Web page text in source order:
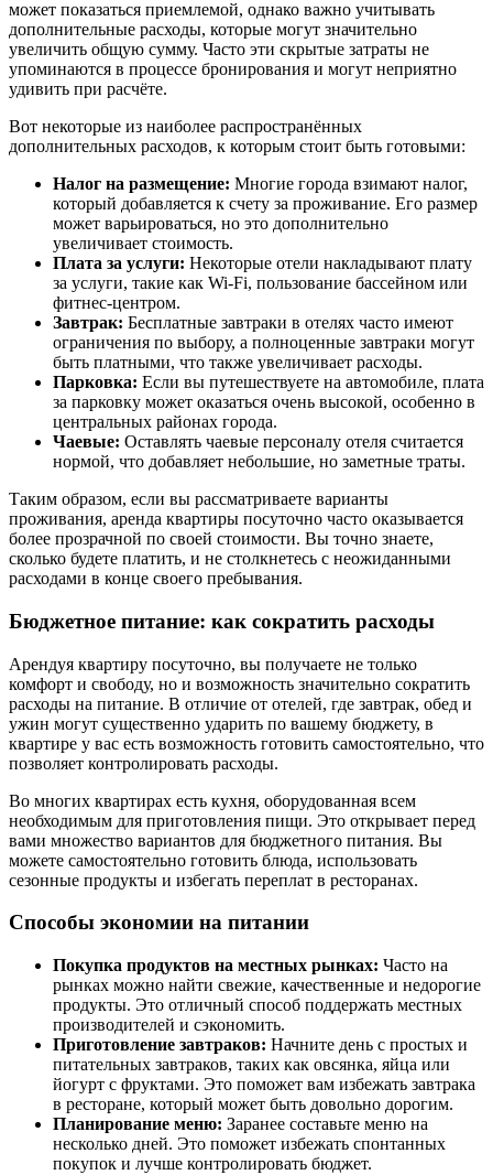
может показаться приемлемой, однако важно учитывать
дополнительные расходы, которые могут значительно
увеличить общую сумму. Часто эти скрытые затраты не
упоминаются в процессе бронирования и могут неприятно
удивить при расчёте.
Вот некоторые из наиболее распространённых
дополнительных расходов, к которым стоит быть готовыми:
Налог на размещение: Многие города взимают налог,
который добавляется к счету за проживание. Его размер
может варьироваться, но это дополнительно
увеличивает стоимость.
Плата за услуги: Некоторые отели накладывают плату
за услуги, такие как Wi-Fi, пользование бассейном или
фитнес-центром.
Завтрак: Бесплатные завтраки в отелях часто имеют
ограничения по выбору, а полноценные завтраки могут
быть платными, что также увеличивает расходы.
Парковка: Если вы путешествуете на автомобиле, плата
за парковку может оказаться очень высокой, особенно в
центральных районах города.
Чаевые: Оставлять чаевые персоналу отеля считается
нормой, что добавляет небольшие, но заметные траты.
Таким образом, если вы рассматриваете варианты
проживания, аренда квартиры посуточно часто оказывается
более прозрачной по своей стоимости. Вы точно знаете,
сколько будете платить, и не столкнетесь с неожиданными
расходами в конце своего пребывания.
Бюджетное питание: как сократить расходы
Арендуя квартиру посуточно, вы получаете не только
комфорт и свободу, но и возможность значительно сократить
расходы на питание. В отличие от отелей, где завтрак, обед и
ужин могут существенно ударить по вашему бюджету, в
квартире у вас есть возможность готовить самостоятельно, что
позволяет контролировать расходы.
Во многих квартирах есть кухня, оборудованная всем
необходимым для приготовления пищи. Это открывает перед
вами множество вариантов для бюджетного питания. Вы
можете самостоятельно готовить блюда, использовать
сезонные продукты и избегать переплат в ресторанах.
Способы экономии на питании
Покупка продуктов на местных рынках: Часто на
рынках можно найти свежие, качественные и недорогие
продукты. Это отличный способ поддержать местных
производителей и сэкономить.
Приготовление завтраков: Начните день с простых и
питательных завтраков, таких как овсянка, яйца или
йогурт с фруктами. Это поможет вам избежать завтрака
в ресторане, который может быть довольно дорогим.
Планирование меню: Заранее составьте меню на
несколько дней. Это поможет избежать спонтанных
покупок и лучше контролировать бюджет.